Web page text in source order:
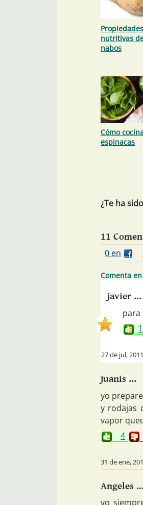
Propiedades
nutritivas
nabos
Cómo
espinacas
¿Te ha
11
0 en
Comenta
javier ...
para
27 de jul,
juanis ...
yo
y rodajas
vapor
4
31 de ene,
Angeles
yo